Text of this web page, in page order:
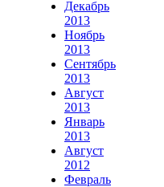
Декабрь
2013
Ноябрь
2013
Сентябрь
2013
Август
2013
Январь
2013
Август
2012
Февраль